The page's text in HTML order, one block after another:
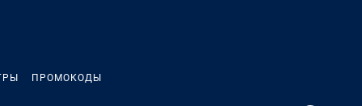
ПРОМОКОДЫ